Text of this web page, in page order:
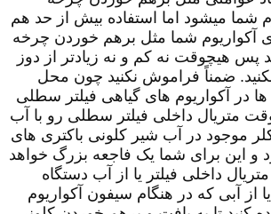
شما میشود اما استفاده بیش از حد هم
آکواریوم شما مثل برهم خوردن چرخه
پس هیچوقت نه کم و نه زیادتر از دوز
ضمناً فراموش نکنید چون محل
ها در آکواریوم های گیاهی فیلتر سطلی
متریال داخلی فیلتر سطلی رو با آب
موجود در آب شیر کلونی باکتری های
و این برای شما یک فاجعه بزرگ خواهد
داخلی فیلتر یا از آب دستگاه
از آبی که در هنگام سیفون آکواریوم